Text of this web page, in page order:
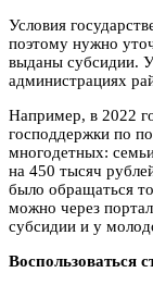
Условия
поэтому нужно
выданы субсидии.
администрациях
Например, в 2022
господдержки по
многодетных:
на 450 тысяч
было обращаться
можно через
субсидии и у
Воспользоваться